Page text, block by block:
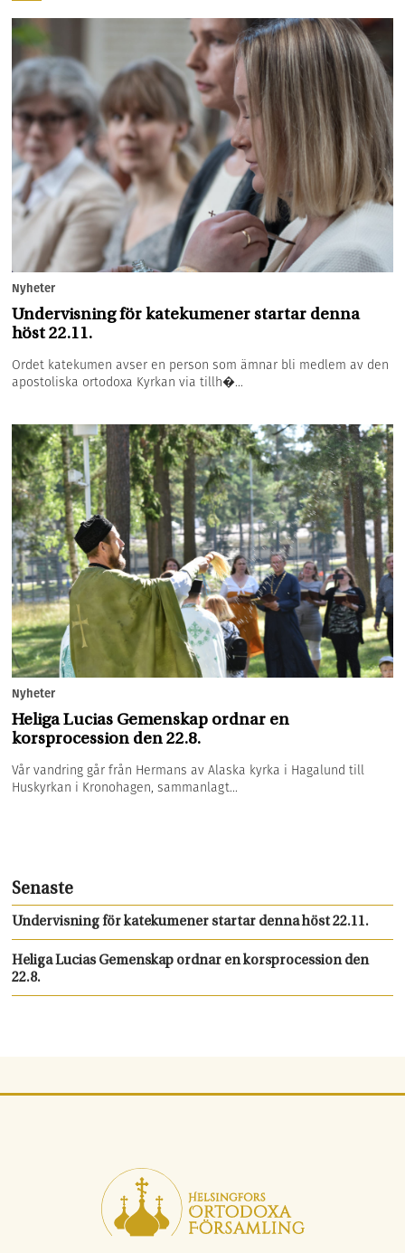
Nyheter
Undervisning för katekumener startar denna
höst 22.11.
Ordet katekumen avser en person som ämnar bli medlem av den
apostoliska ortodoxa Kyrkan via tillh�...
Nyheter
Heliga Lucias Gemenskap ordnar en
korsprocession den 22.8.
Vår vandring går från Hermans av Alaska kyrka i Hagalund till
Huskyrkan i Kronohagen, sammanlagt...
Senaste
Undervisning för katekumener startar denna höst 22.11.
Heliga Lucias Gemenskap ordnar en korsprocession den
22.8.